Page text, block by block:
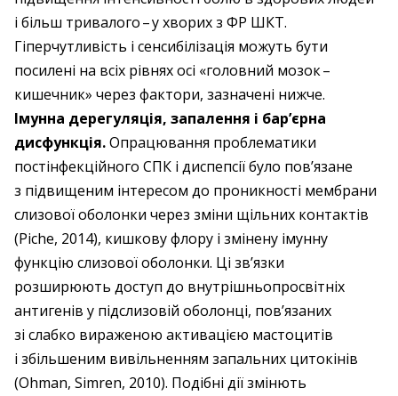
і більш тривалого – ​у хворих з ФР ШКТ.
Гіперчутливість і сенсибілізація можуть бути
посилені на всіх рівнях осі «головний мозок – ​
кишечник» через фактори, зазначені нижче.
Імунна дерегуляція, запалення і бар’єрна
дисфункція.Опрацювання проблематики
постінфекційного СПК і диспепсії було пов’язане
з підвищеним інтересом до проникності мембрани
слизової оболонки через зміни щільних контактів
(Piche, 2014), кишкову флору і змінену імунну
функцію слизової оболонки. Ці зв’язки
розширюють доступ до внутрішньопросвітніх
антигенів у підслизовій оболонці, пов’язаних
зі слабко вираженою активацією мастоцитів
і збільшеним вивільненням запальних цитокінів
(Ohman, Simren, 2010). Подібні дії змінють